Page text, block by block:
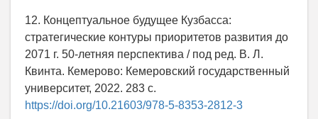
12. Концептуальное будущее Кузбасса:
стратегические контуры приоритетов развития до
2071 г. 50-летняя перспектива / под ред. В. Л.
Квинта. Кемерово: Кемеровский государственный
университет, 2022. 283 с.
https://doi.org/10.21603/978-5-8353-2812-3